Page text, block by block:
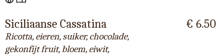
Siciliaanse Cassatina
Ricotta, eieren, suiker, chocolade,
gekonfijt fruit, bloem, eiwit,
€ 6.50